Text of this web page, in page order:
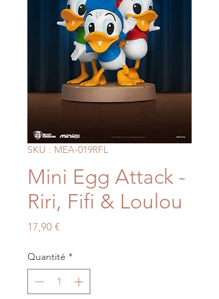
SKU : MEA-019RFL
Mini Egg Attack -
Riri, Fifi & Loulou
17,90 €Prix
Quantité *